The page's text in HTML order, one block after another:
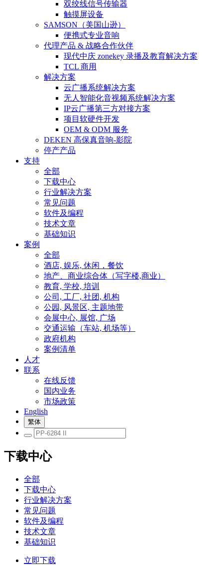
双绞线信号传输器
触摸屏设备
SAMSON（美国山逊）
便携式专业音响
代理产品 & 战略合作伙伴
现代中庆 zonekey 录播及教育解决方案
TCL 商用
解决方案
云广播系统解决方案
无人智能化音视频系统解决方案
IP云广播第三方对接方案
项目软硬件开发
OEM & ODM 服务
DEKEN 高保真音响-影院
停产产品
支持
全部
下载中心
行业解决方案
常见问题
软件及编程
技术文章
基础知识
案例
全部
酒店, 娱乐, 休闲，餐饮
地产、商业综合体（写字楼,商业）
教育, 学校, 培训
公司, 工厂, 社团, 机构
公园, 风景区, 主题地带
会展中心, 展馆, 广场
交通运输（车站, 机场等）
政府机构
案例清单
人才
联系
在线反馈
国内业务
市场政策
English
繁体
下载中心
全部
下载中心
行业解决方案
常见问题
软件及编程
技术文章
基础知识
立即下载